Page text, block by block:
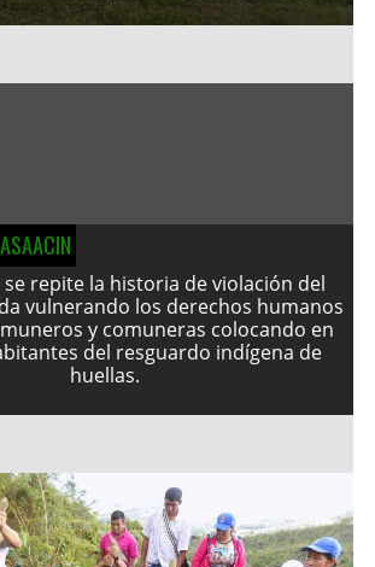
se repite la historia de violación del
vulnerando los derechos humanos
y comuneras colocando en
del resguardo indígena de
huellas.